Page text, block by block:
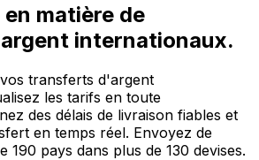
matière de
internationaux.
transferts d'argent
les tarifs en toute
des délais de livraison fiables et
en temps réel. Envoyez de
190 pays dans plus de 130 devises.